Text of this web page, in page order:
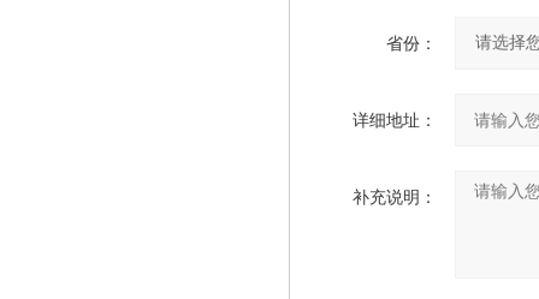
省份：
详细地址：
补充说明：